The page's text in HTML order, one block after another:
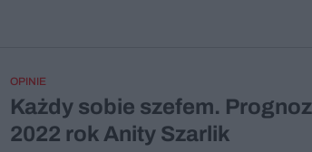
OPINIE
Każdy sobie szefem.
2022 rok Anity Szarlik